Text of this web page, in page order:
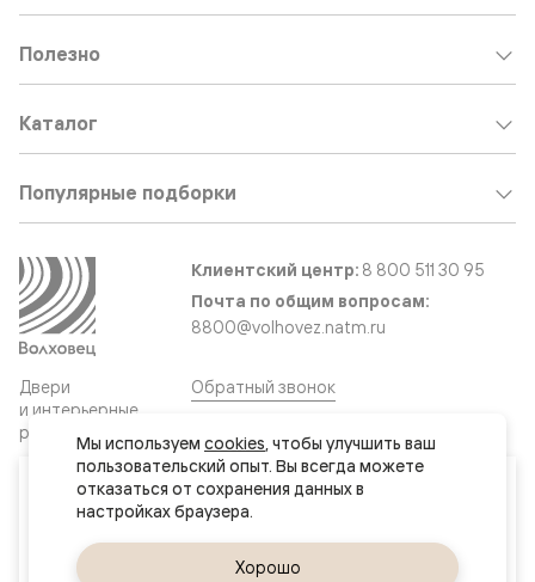
Ваш город
Двери
и интерьерные
решения
Полезно
Каталог
Популярные подборки
Клиентский центр: 8 800 511 30 95
Почта по общим вопросам:
8800@volhovez.natm.ru
Обратный звонок
Сайт не является публичной офертой
Правовая информация
Дизайн сайта совместно с агентством
Супрематика
Мы используем cookies, чтобы улучшить ваш
пользовательский опыт. Вы всегда можете
отказаться от сохранения данных в
Хорошо